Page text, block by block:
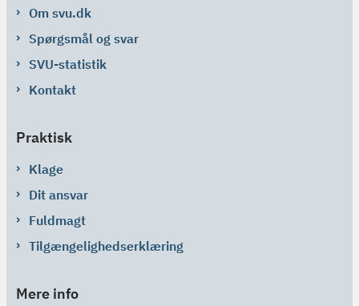
Om svu.dk
Spørgsmål og svar
SVU-statistik
Kontakt
Praktisk
Klage
Dit ansvar
Fuldmagt
Tilgængelighedserklæring
Mere info